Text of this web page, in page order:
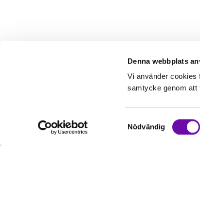
Denna webbplats
Vi använder cookies
samtycke genom att
Samtyckesval
Nödvändig